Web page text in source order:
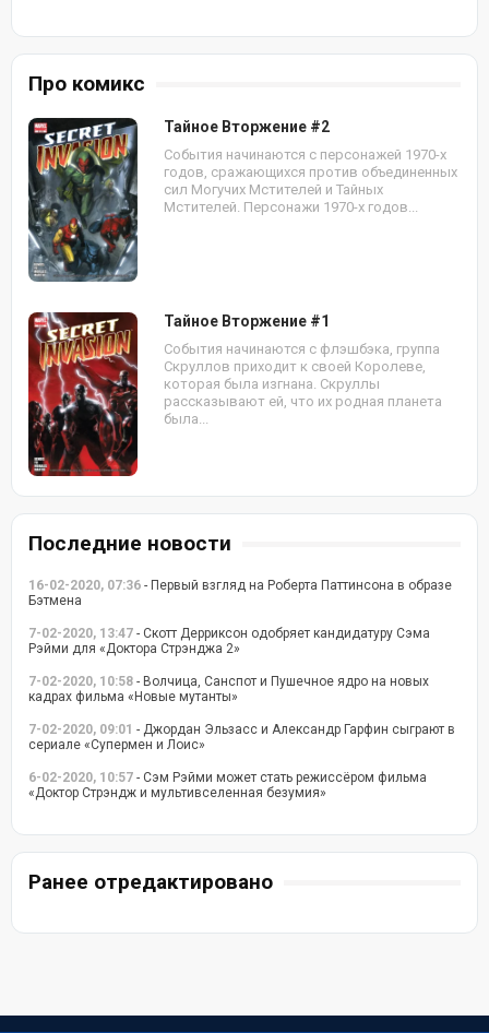
Про комикс
Тайное Вторжение #2
События начинаются с персонажей 1970-х
годов, сражающихся против объединенных
сил Могучих Мстителей и Тайных
Мстителей. Персонажи 1970-х годов...
Тайное Вторжение #1
События начинаются с флэшбэка, группа
Скруллов приходит к своей Королеве,
которая была изгнана. Скруллы
рассказывают ей, что их родная планета
была...
Последние новости
16-02-2020, 07:36 - Первый взгляд на Роберта Паттинсона в образе
Бэтмена
7-02-2020, 13:47 - Скотт Дерриксон одобряет кандидатуру Сэма
Рэйми для «Доктора Стрэнджа 2»
7-02-2020, 10:58 - Волчица, Санспот и Пушечное ядро на новых
кадрах фильма «Новые мутанты»
7-02-2020, 09:01 - Джордан Эльзасс и Александр Гарфин сыграют в
сериале «Супермен и Лоис»
6-02-2020, 10:57 - Сэм Рэйми может стать режиссёром фильма
«Доктор Стрэндж и мультивселенная безумия»
Ранее отредактировано